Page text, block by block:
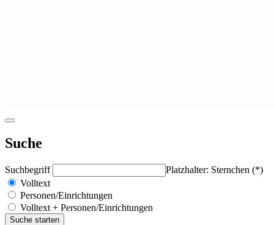
Suche
Suchbegriff
Platzhalter: Sternchen (*)
Volltext
Personen/Einrichtungen
Volltext + Personen/Einrichtungen